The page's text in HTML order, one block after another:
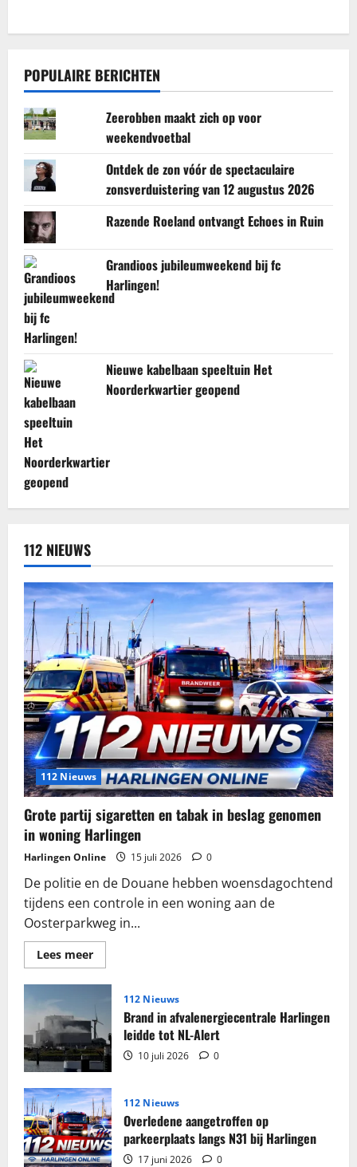
POPULAIRE BERICHTEN
Zeerobben maakt zich op voor
weekendvoetbal
Ontdek de zon vóór de spectaculaire
zonsverduistering van 12 augustus 2026
Razende Roeland ontvangt Echoes in Ruin
Grandioos jubileumweekend bij fc
Harlingen!
Nieuwe kabelbaan speeltuin Het
Noorderkwartier geopend
112 NIEUWS
112 Nieuws
Grote partij sigaretten en tabak in beslag genomen
in woning Harlingen
Harlingen Online 15 juli 2026 0
De politie en de Douane hebben woensdagochtend
tijdens een controle in een woning aan de
Oosterparkweg in...
Lees meerLees
meer
Grote
sigaretten
en
tabak
in
beslag
genomen
in
woning
Harlingen
112 Nieuws
Brand in afvalenergiecentrale Harlingen
leidde tot NL-Alert
10 juli 2026 0
112 Nieuws
Overledene aangetroffen op
parkeerplaats langs N31 bij Harlingen
17 juni 2026 0